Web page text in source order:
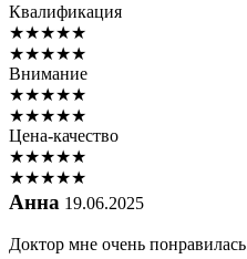
Квалификация
★★★★★
★★★★★
Внимание
★★★★★
★★★★★
Цена-качество
★★★★★
★★★★★
Анна 19.06.2025
Доктор мне очень